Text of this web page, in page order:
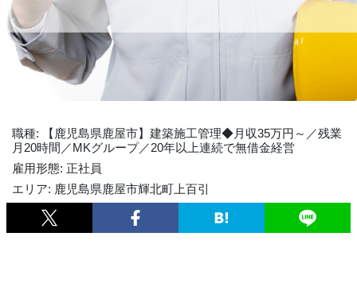
職種: 【鹿児島県鹿屋市】建築施工管理◆月収35万円～／残業
月20時間／MKグループ／20年以上連続で無借金経営
雇用形態: 正社員
エリア: 鹿児島県鹿屋市輝北町上百引